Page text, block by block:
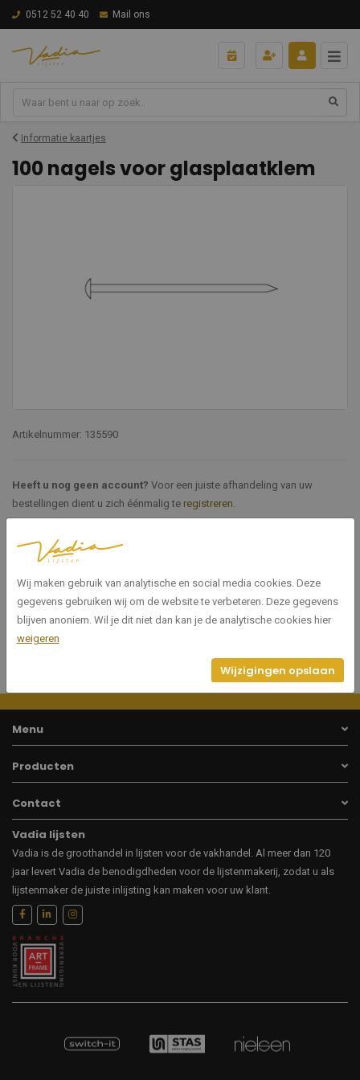
0512 52 40 40 Mail ons
Informatie kaartjes
100 nagels voor glasplaatklem
Artikelnummer: 135590
Heeft u nog geen account? Voor een juiste afhandeling van uw
bestellingen dient u zich éénmalig te registreren.
Specificaties
Artikelnummer 135590
Menu
Producten
Contact
Vadia lijsten
Vadia is de groothandel in lijsten voor de vakhandel. Al meer dan 120
jaar levert Vadia de benodigdheden voor de lijstenmakerij, zodat u als
lijstenmaker de juiste inlijsting kan maken voor uw klant.
Wij maken gebruik van analytische en social media cookies. Deze
gegevens gebruiken wij om de website te verbeteren. Deze gegevens
blijven anoniem. Wil je dit niet dan kan je de analytische cookies hier
weigeren
Wijzigingen opslaan